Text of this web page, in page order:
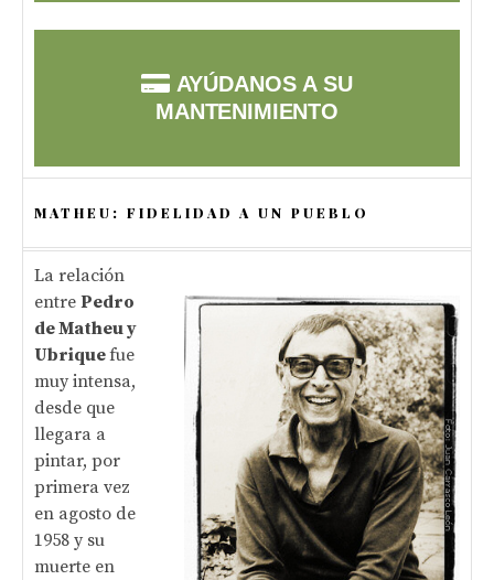
AYÚDANOS A SU
MANTENIMIENTO
MATHEU: FIDELIDAD A UN PUEBLO
La relación
entre Pedro
de Matheu y
Ubriquefue
muy intensa,
desde que
llegara a
pintar, por
primera vez
en agosto de
1958 y su
muerte en